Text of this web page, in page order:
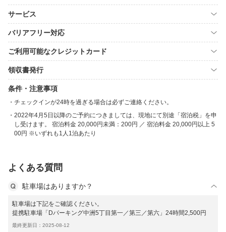
サービス
バリアフリー対応
ご利用可能なクレジットカード
領収書発行
条件・注意事項
チェックインが24時を過ぎる場合は必ずご連絡ください。
2022年4月5日以降のご予約につきましては、現地にて別途「宿泊税」を申
し受けます。 宿泊料金 20,000円未満：200円 ／ 宿泊料金 20,000円以上 5
00円 ※いずれも1人1泊あたり
よくある質問
駐車場はありますか？
駐車場は下記をご確認ください。
提携駐車場「Dパーキング中洲5丁目第一／第三／第六」24時間2,500円
最終更新日：2025-08-12